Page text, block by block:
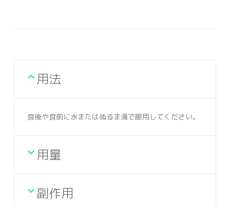
用法
食後や食前に水またはぬるま湯で服用してください。
用量
副作用